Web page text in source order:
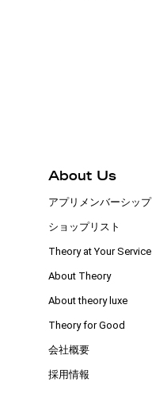
About Us
アプリメンバーシップ
ショップリスト
Theory at Your Service
About Theory
About theory luxe
Theory for Good
会社概要
採用情報